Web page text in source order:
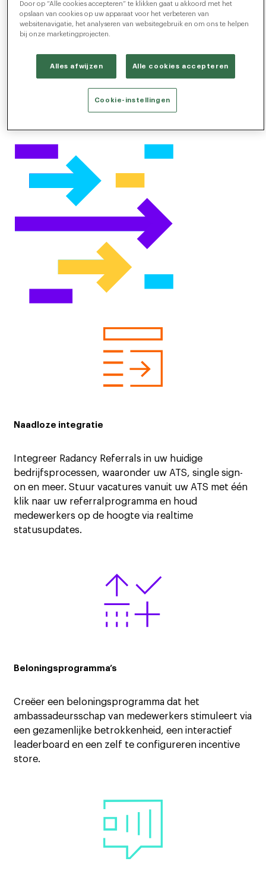
uw eigen medewerkers te betrekken en te
stimuleren ommeer talent te bereiken,
hoogwaardige kandidaten aan te trekken
naadloos in uw recruitmentproces te integreren,
kunnen wij u helpen beter en sneller talent te
Naadloze integratie
Integreer Radancy Referrals in uw huidige
bedrijfsprocessen, waaronder uw ATS, single sign-
on en meer. Stuur vacatures vanuit uw ATS met één
klik naar uw referralprogramma en houd
medewerkers op de hoogte via realtime
statusupdates.
Beloningsprogramma’s
Creëer een beloningsprogramma dat het
ambassadeursschap van medewerkers stimuleert via
een gezamenlijke betrokkenheid, een interactief
leaderboard en een zelf te configureren incentive
store.
Door op “Alle cookies accepteren” te klikken gaat u akkoord met het
opslaan van cookies op uw apparaat voor het verbeteren van
websitenavigatie, het analyseren van websitegebruik en om ons te helpen
bij onze marketingprojecten.
Alles afwijzen Alle cookies accepteren
Cookie-instellingen